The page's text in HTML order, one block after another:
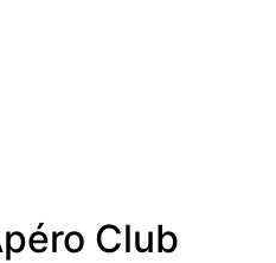
Club